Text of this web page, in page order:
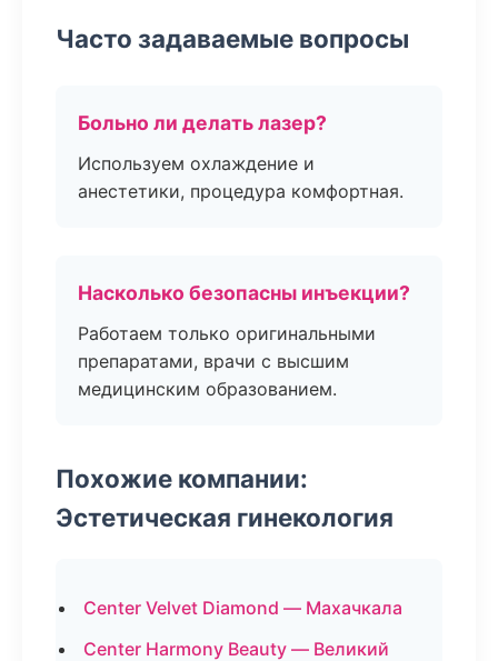
Часто задаваемые вопросы
Больно ли делать лазер?
Используем охлаждение и
анестетики, процедура комфортная.
Насколько безопасны инъекции?
Работаем только оригинальными
препаратами, врачи с высшим
медицинским образованием.
Похожие компании:
Эстетическая гинекология
Center Velvet Diamond — Махачкала
Center Harmony Beauty — Великий